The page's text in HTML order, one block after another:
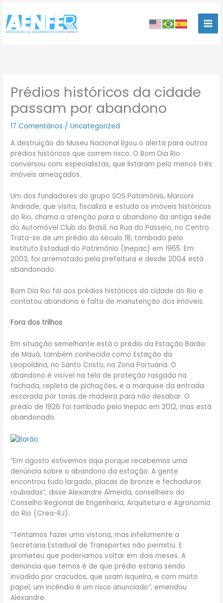
para
conteúdo
Prédios históricos da cidade
passam por abandono
17 Comentários /Uncategorized
A destruição do Museu Nacional ligou o alerta para outros
prédios históricos que correm risco. O Bom Dia Rio
conversou com especialistas, que listaram pelo menos três
imóveis ameaçados.
Um dos fundadores do grupo SOS Patrimônio, Marconi
Andrade, que visita, fiscaliza e estuda os imóveis históricos
do Rio, chama a atenção para o abandono da antiga sede
do Automóvel Club do Brasil, na Rua do Passeio, no Centro.
Trata-se de um prédio do século 18, tombado pelo
Instituto Estadual do Patrimônio (Inepac) em 1965. Em
2003, foi arrematado pela prefeitura e desde 2004 está
abandonado.
Bom Dia Rio foi aos prédios históricos da cidade do Rio e
contatou abandono e falta de manutenção dos imóveis.
Fora dos trilhos
Em situação semelhante está o prédio da Estação Barão
de Mauá, também conhecida como Estação da
Leopoldina, no Santo Cristo, na Zona Portuária. O
abandono é visível na tela de proteção rasgada na
fachada, repleta de pichações, e a marquise da entrada
escorada por toras de madeira para não desabar. O
prédio de 1926 foi tombado pelo Inepac em 2012, mas está
abandonado.
“Em agosto estivemos aqui porque recebemos uma
denúncia sobre o abandono da estação. A gente
encontrou tudo largado, placas de bronze e fechaduras
roubadas”, disse Alexandre Almeida, conselheiro do
Conselho Regional de Engenharia, Arquitetura e Agronomia
do Rio (Crea-RJ).
“Tentamos fazer uma vistoria, mas infelizmente a
Secretaria Estadual de Transportes não permitiu. E
prometeu que poderíamos voltar em dois meses. A
denúncia que temos é de que prédio estaria sendo
invadido por cracudos, que usam isqueiro, e com muito
papel, um incêndio é um risco anunciado”, emendou
Alexandre.